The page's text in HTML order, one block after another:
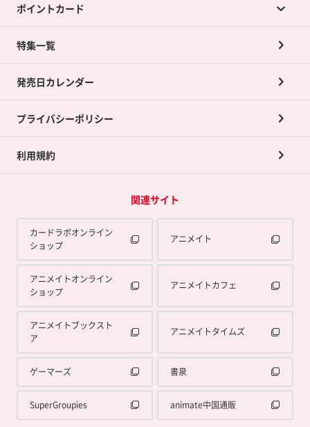
店舗買取について
ネット買取について
買取承諾書について
ポイントカード
ポイントカードTOP
ポイント交換景品
特集一覧
発売日カレンダー
プライバシーポリシー
利用規約
関連サイト
カードラボオンライン
ショップ
アニメイト
アニメイトオンライン
ショップ
アニメイトカフェ
アニメイトブックスト
ア
アニメイトタイムズ
ゲーマーズ 書泉
SuperGroupies animate中国通販